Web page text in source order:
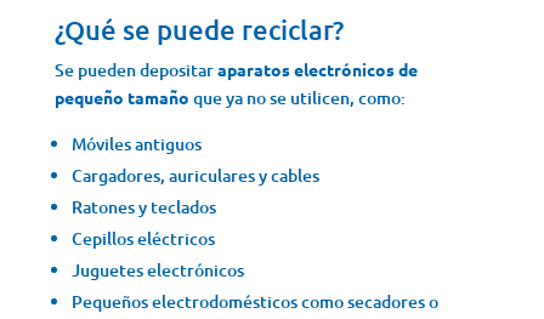
¿Qué se puede reciclar?
Se pueden depositaraparatos electrónicos de
pequeño tamaño que ya no se utilicen, como:
Móviles antiguos
Cargadores, auriculares y cables
Ratones y teclados
Cepillos eléctricos
Juguetes electrónicos
Pequeños electrodomésticos como secadores o